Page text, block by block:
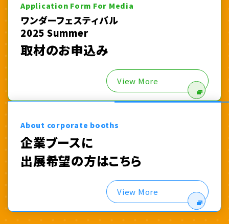
Application Form For Media
ワンダーフェスティバル
2025 Summer
取材のお申込み
View More
About corporate booths
企業ブースに
出展希望の方はこちら
View More